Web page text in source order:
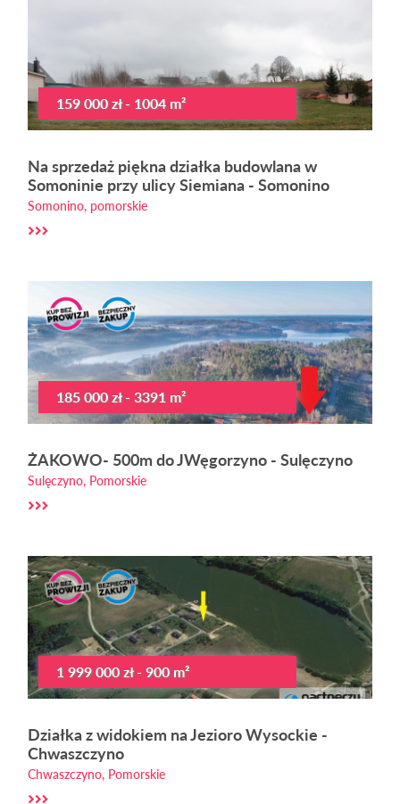
159 000 zł - 1004 m²
Na sprzedaż piękna działka budowlana w
Somoninie przy ulicy Siemiana - Somonino
Somonino, pomorskie
185 000 zł - 3391 m²
ŻAKOWO- 500m do JWęgorzyno - Sulęczyno
Sulęczyno, Pomorskie
1 999 000 zł - 900 m²
Działka z widokiem na Jezioro Wysockie -
Chwaszczyno
Chwaszczyno, Pomorskie